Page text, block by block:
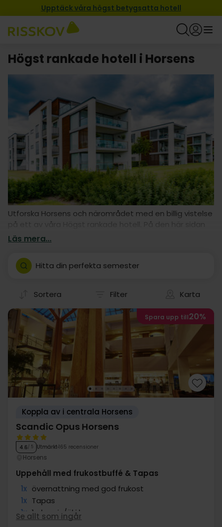
Upptäck våra högst betygsatta hotell
Högst rankade hotell i Horsens
Utforska Horsens och närområdet med en billig vistelse
på ett av våra Högst rankade hotell. På den här sidan
har vi samlat alla de bästa och mest populära
dig och njut av en oförglömlig vistelse på ett av våra
Högst rankade hotell i Horsens.
Läs mera...
Hitta din perfekta semester
Sortera Filter Karta
Spara upp till20%
Koppla av i centrala Horsens
Scandic Opus Horsens
4.6/ 5 Utmärkt 165 recensioner
Horsens
Uppehåll med frukostbuffé & Tapas
1x övernattning med god frukost
1x Tapas
1x 1 glas vin/öl i baren
kaffe att ta med
Se allt som ingår